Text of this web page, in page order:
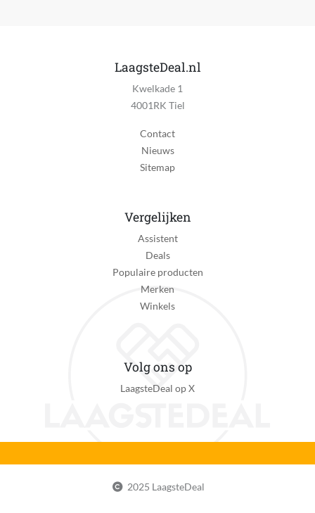
LaagsteDeal.nl
Kwelkade 1
4001RK Tiel
Contact
Nieuws
Sitemap
Vergelijken
Assistent
Deals
Populaire producten
Merken
Winkels
Volg ons op
LaagsteDeal op X
2025 LaagsteDeal